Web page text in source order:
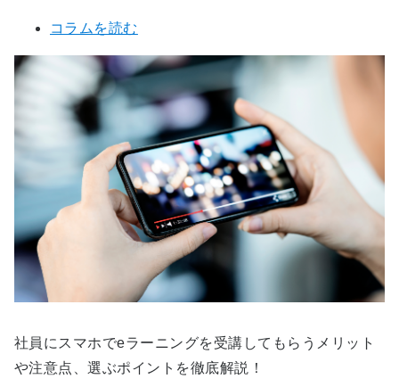
コラムを読む
社員にスマホでeラーニングを受講してもらうメリット
や注意点、選ぶポイントを徹底解説！